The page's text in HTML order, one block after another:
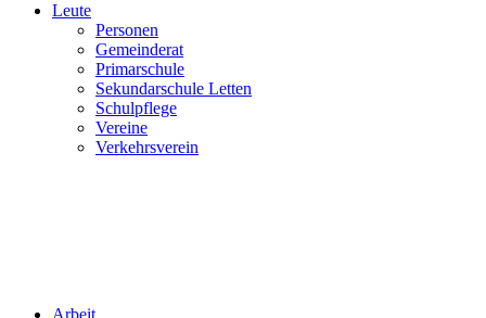
Leute
Personen
Gemeinderat
Primarschule
Sekundarschule Letten
Schulpflege
Vereine
Verkehrsverein
Arbeit